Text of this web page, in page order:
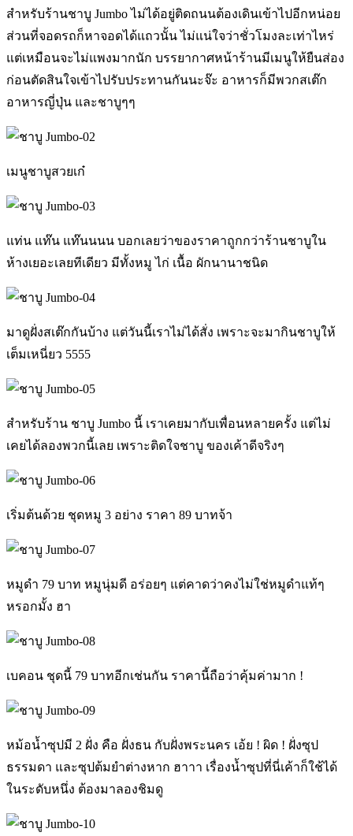
สำหรับร้านชาบู Jumbo ไม่ได้อยู่ติดถนนต้องเดินเข้าไปอีกหน่อย
ส่วนที่จอดรถก็หาจอดได้แถวนั้น ไม่แน่ใจว่าชั่วโมงละเท่าไหร่
แต่เหมือนจะไม่แพงมากนัก บรรยากาศหน้าร้านมีเมนูให้ยืนส่อง
ก่อนตัดสินใจเข้าไปรับประทานกันนะจ๊ะ อาหารก็มีพวกสเต๊ก
อาหารญี่ปุ่น และชาบูๆๆ
เมนูชาบูสวยเก๋
แท่น แท๊น แท๊นนนน บอกเลยว่าของราคาถูกกว่าร้านชาบูใน
ห้างเยอะเลยทีเดียว มีทั้งหมู ไก่ เนื้อ ผักนานาชนิด
มาดูฝั่งสเต๊กกันบ้าง แต่วันนี้เราไม่ได้สั่ง เพราะจะมากินชาบูให้
เต็มเหนี่ยว 5555
สำหรับร้าน ชาบู Jumbo นี้ เราเคยมากับเพื่อนหลายครั้ง แต่ไม่
เคยได้ลองพวกนี้เลย เพราะติดใจชาบู ของเค้าดีจริงๆ
เริ่มต้นด้วย ชุดหมู 3 อย่าง ราคา 89 บาทจ้า
หมูดำ 79 บาท หมูนุ่มดี อร่อยๆ แต่คาดว่าคงไม่ใช่หมูดำแท้ๆ
หรอกมั้ง ฮา
เบคอน ชุดนี้ 79 บาทอีกเช่นกัน ราคานี้ถือว่าคุ้มค่ามาก !
หม้อน้ำซุปมี 2 ฝั่ง คือ ฝั่งธน กับฝั่งพระนคร เอ้ย ! ผิด ! ฝั่งซุป
ธรรมดา และซุปต้มยำต่างหาก ฮาาา เรื่องน้ำซุปที่นี่เค้าก็ใช้ได้
ในระดับหนึ่ง ต้องมาลองชิมดู